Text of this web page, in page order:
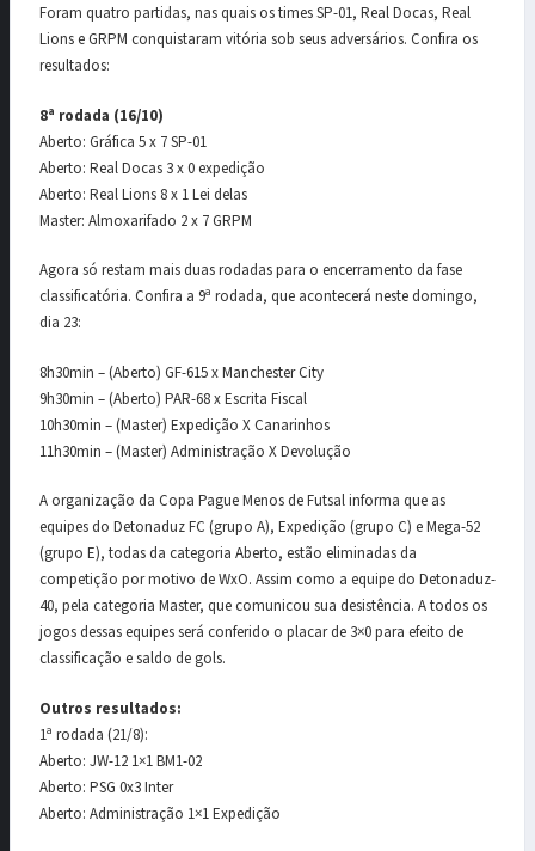
Foram quatro partidas, nas quais os times SP-01, Real Docas, Real
Lions e GRPM conquistaram vitória sob seus adversários. Confira os
resultados:
8ª rodada (16/10)
Aberto: Gráfica 5 x 7 SP-01
Aberto: Real Docas 3 x 0 expedição
Aberto: Real Lions 8 x 1 Lei delas
Master: Almoxarifado 2 x 7 GRPM
Agora só restam mais duas rodadas para o encerramento da fase
classificatória. Confira a 9ª rodada, que acontecerá neste domingo,
dia 23:
8h30min – (Aberto) GF-615 x Manchester City
9h30min – (Aberto) PAR-68 x Escrita Fiscal
10h30min – (Master) Expedição X Canarinhos
11h30min – (Master) Administração X Devolução
A organização da Copa Pague Menos de Futsal informa que as
equipes do Detonaduz FC (grupo A), Expedição (grupo C) e Mega-52
(grupo E), todas da categoria Aberto, estão eliminadas da
competição por motivo de WxO. Assim como a equipe do Detonaduz-
40, pela categoria Master, que comunicou sua desistência. A todos os
jogos dessas equipes será conferido o placar de 3×0 para efeito de
classificação e saldo de gols.
Outros resultados:
1ª rodada (21/8):
Aberto: JW-12 1×1 BM1-02
Aberto: PSG 0x3 Inter
Aberto: Administração 1×1 Expedição